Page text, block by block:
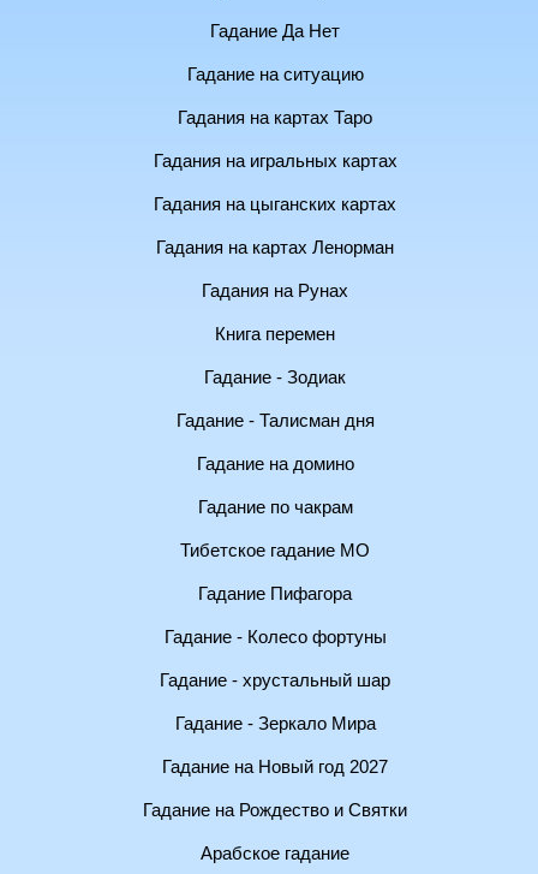
Гадание Да Нет
Гадание на ситуацию
Гадания на картах Таро
Гадания на игральных картах
Гадания на цыганских картах
Гадания на картах Ленорман
Гадания на Рунах
Книга перемен
Гадание - Зодиак
Гадание - Талисман дня
Гадание на домино
Гадание по чакрам
Тибетское гадание МО
Гадание Пифагора
Гадание - Колесо фортуны
Гадание - хрустальный шар
Гадание - Зеркало Мира
Гадание на Новый год 2027
Гадание на Рождество и Святки
Арабское гадание